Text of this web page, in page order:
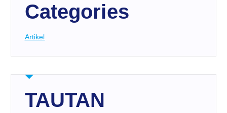
Categories
Artikel
TAUTAN